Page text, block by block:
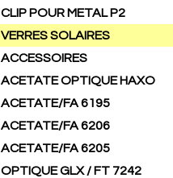
CLIP POUR METAL P2
VERRES SOLAIRES
ACCESSOIRES
ACETATE OPTIQUE HAXO
ACETATE/FA 6195
ACETATE/FA 6206
ACETATE/FA 6205
OPTIQUE GLX / FT 7242